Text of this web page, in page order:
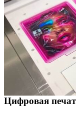
Цифровая